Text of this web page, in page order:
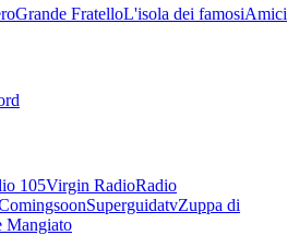
Grande FratelloL'isola dei famosiAmici
105Virgin RadioRadio
SuperguidatvZuppa di
Mangiato